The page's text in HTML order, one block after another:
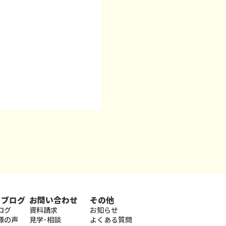
ログ
グ
の声
お問い合わせ
資料請求
見学･相談
その他
お知らせ
よくある質問